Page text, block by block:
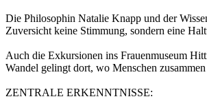
Die Philosophin Natalie Knapp und der
Zuversicht keine Stimmung, sondern eine
Auch die Exkursionen ins Frauenmuseum
Wandel gelingt dort, wo Menschen
ZENTRALE ERKENNTNISSE: